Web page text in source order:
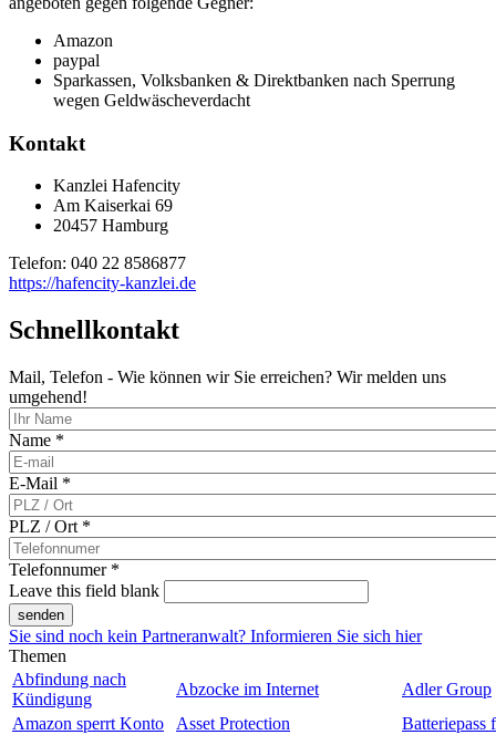
Amazon
paypal
Sparkassen, Volksbanken & Direktbanken nach Sperrung
wegen Geldwäscheverdacht
Kontakt
Kanzlei Hafencity
Am Kaiserkai 69
20457 Hamburg
Telefon: 040 22 8586877
https://hafencity-kanzlei.de
Schnellkontakt
Mail, Telefon - Wie können wir Sie erreichen? Wir melden uns
umgehend!
Name *
E-Mail *
PLZ / Ort *
Telefonnumer *
Leave this field blank
senden
Sie sind noch kein Partneranwalt? Informieren Sie sich hier
Themen
Abfindung nach
Kündigung
Abzocke im Internet
Adler Group
Amazon sperrt Konto
Asset Protection
Batteriepass